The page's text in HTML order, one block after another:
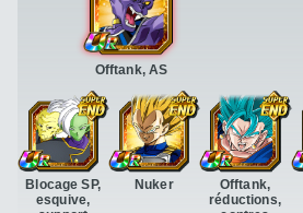
Offtank, AS
Blocage SP,
esquive,
Nuker
Offtank,
réductions,